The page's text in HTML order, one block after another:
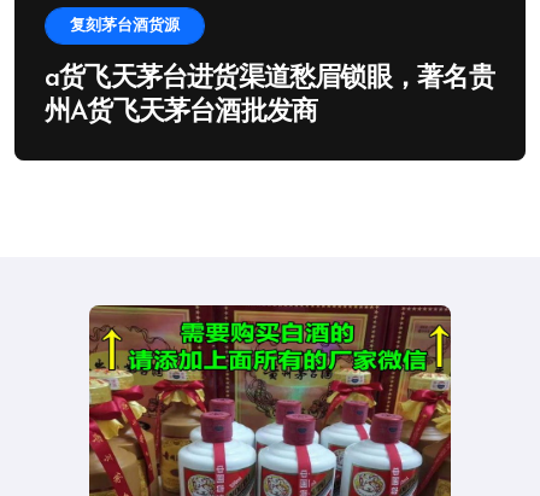
复刻茅台酒货源
a货飞天茅台进货渠道愁眉锁眼，著名贵
州A货飞天茅台酒批发商